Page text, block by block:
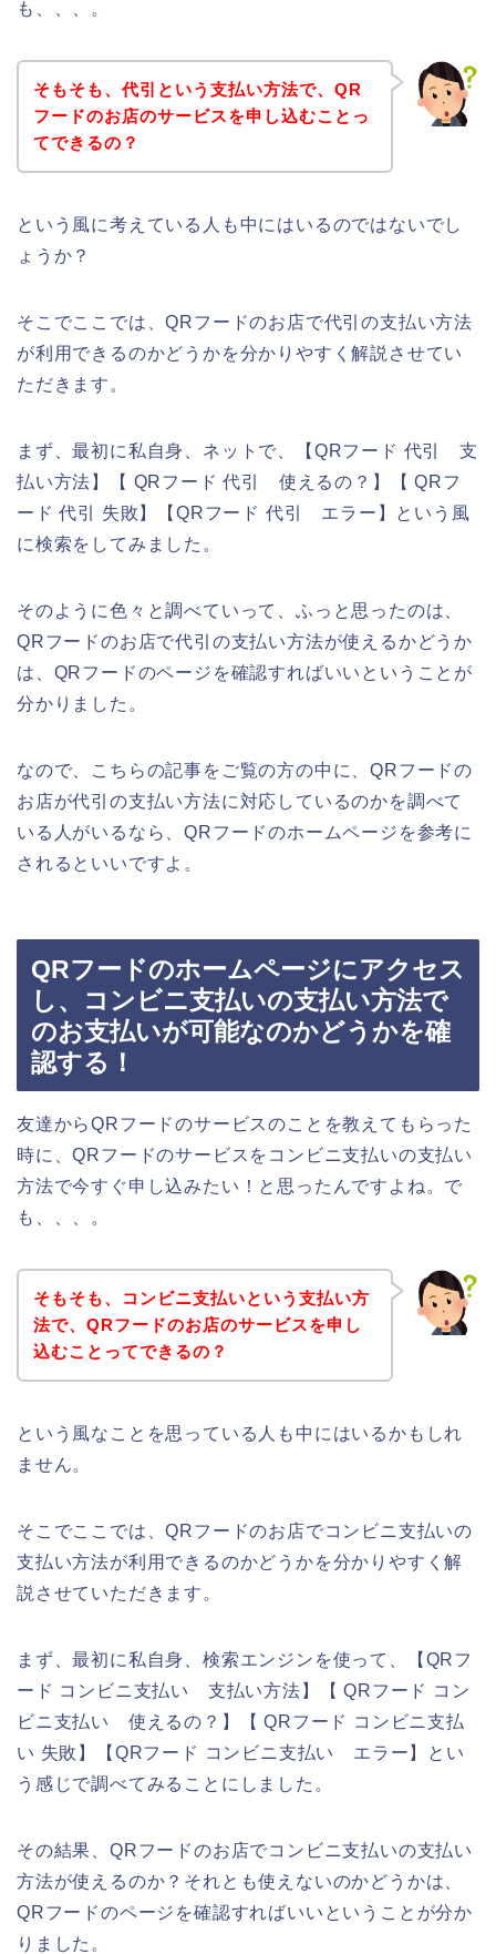
も、、、。
そもそも、代引という支払い方法で、QR
フードのお店のサービスを申し込むことっ
てできるの？
という風に考えている人も中にはいるのではないでし
ょうか？
そこでここでは、QRフードのお店で代引の支払い方法
が利用できるのかどうかを分かりやすく解説させてい
ただきます。
まず、最初に私自身、ネットで、【QRフード 代引 支
払い方法】【 QRフード 代引 使えるの？】【 QRフ
ード 代引 失敗】【QRフード 代引 エラー】という風
に検索をしてみました。
そのように色々と調べていって、ふっと思ったのは、
QRフードのお店で代引の支払い方法が使えるかどうか
は、QRフードのページを確認すればいいということが
分かりました。
なので、こちらの記事をご覧の方の中に、QRフードの
お店が代引の支払い方法に対応しているのかを調べて
いる人がいるなら、QRフードのホームページを参考に
されるといいですよ。
QRフードのホームページにアクセス
し、コンビニ支払いの支払い方法で
のお支払いが可能なのかどうかを確
認する！
友達からQRフードのサービスのことを教えてもらった
時に、QRフードのサービスをコンビニ支払いの支払い
方法で今すぐ申し込みたい！と思ったんですよね。で
も、、、。
そもそも、コンビニ支払いという支払い方
法で、QRフードのお店のサービスを申し
込むことってできるの？
という風なことを思っている人も中にはいるかもしれ
ません。
そこでここでは、QRフードのお店でコンビニ支払いの
支払い方法が利用できるのかどうかを分かりやすく解
説させていただきます。
まず、最初に私自身、検索エンジンを使って、【QRフ
ード コンビニ支払い 支払い方法】【 QRフード コン
ビニ支払い 使えるの？】【 QRフード コンビニ支払
い 失敗】【QRフード コンビニ支払い エラー】とい
う感じで調べてみることにしました。
その結果、QRフードのお店でコンビニ支払いの支払い
方法が使えるのか？それとも使えないのかどうかは、
QRフードのページを確認すればいいということが分か
りました。